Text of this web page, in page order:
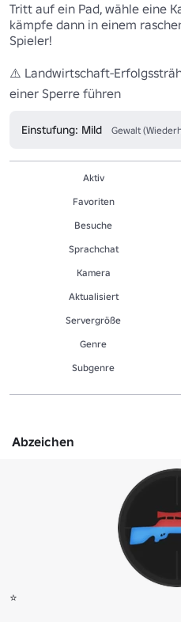
Tritt auf ein Pad, wähle eine
kämpfe dann in einem
Spieler!
⚠️ Landwirtschaft-
einer Sperre führen
Einstufung: Mild Gewalt
Aktiv
Favoriten
Besuche
Sprachchat
Kamera
Aktualisiert
Servergröße
Genre
Sub­gen­re
Abzeichen
⭐